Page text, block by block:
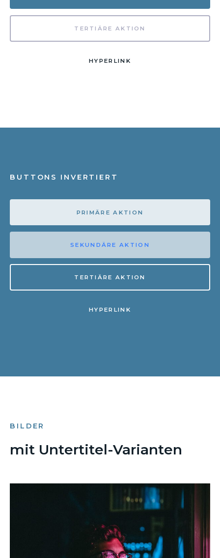
TERTIÄRE AKTION
HYPERLINK
BUTTONS INVERTIERT
PRIMÄRE AKTION
SEKUNDÄRE AKTION
TERTIÄRE AKTION
HYPERLINK
BILDER
mit Untertitel-Varianten